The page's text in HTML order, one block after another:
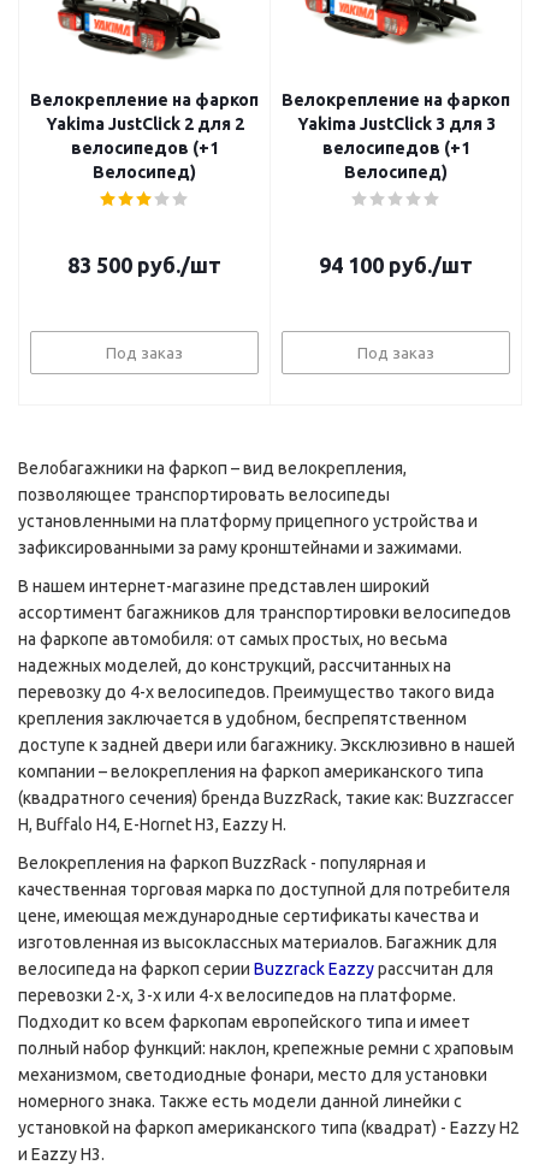
Велокрепление на фаркоп
Yakima JustClick 2 для 2
велосипедов (+1
Велосипед)
83 500 руб./шт
Под заказ
Велокрепление на фаркоп
Yakima JustClick 3 для 3
велосипедов (+1
Велосипед)
94 100 руб./шт
Под заказ
Велобагажники на фаркоп – вид велокрепления,
позволяющее транспортировать велосипеды
установленными на платформу прицепного устройства и
зафиксированными за раму кронштейнами и зажимами.
В нашем интернет-магазине представлен широкий
ассортимент багажников для транспортировки велосипедов
на фаркопе автомобиля: от самых простых, но весьма
надежных моделей, до конструкций, рассчитанных на
перевозку до 4-х велосипедов. Преимущество такого вида
крепления заключается в удобном, беспрепятственном
доступе к задней двери или багажнику. Эксклюзивно в нашей
компании – велокрепления на фаркоп американского типа
(квадратного сечения) бренда BuzzRack, такие как: Buzzraccer
H, Buffalo H4, E-Hornet H3, Eazzy H.
Велокрепления на фаркоп BuzzRack - популярная и
качественная торговая марка по доступной для потребителя
цене, имеющая международные сертификаты качества и
изготовленная из высоклассных материалов. Багажник для
велосипеда на фаркоп серии Buzzrack Eazzyрассчитан для
перевозки 2-х, 3-х или 4-х велосипедов на платформе.
Подходит ко всем фаркопам европейского типа и имеет
полный набор функций: наклон, крепежные ремни с храповым
механизмом, светодиодные фонари, место для установки
номерного знака. Также есть модели данной линейки с
установкой на фаркоп американского типа (квадрат) - Eazzy H2
и Eazzy H3.